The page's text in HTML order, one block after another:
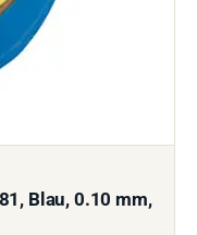
Blau, 0.10 mm,